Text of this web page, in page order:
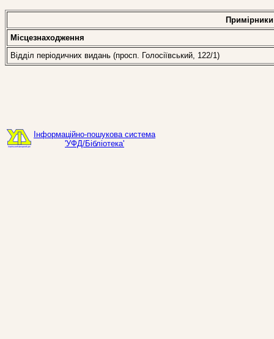
Примірники
Місцезнаходження
Відділ періодичних видань (просп. Голосіївський, 122/1)
Інформаційно-пошукова система
'УФД/Бібліотека'